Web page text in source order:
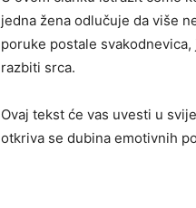
jedna žena odlučuje da više
poruke postale
razbiti srca.
Ovaj tekst će vas uvesti u
otkriva se dubina emotivnih